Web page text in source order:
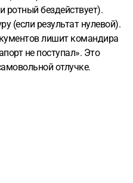
ротный бездействует).
(если результат нулевой).
лишит командира
не поступал». Это
отлучке.